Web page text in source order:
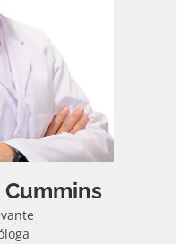
Cummins